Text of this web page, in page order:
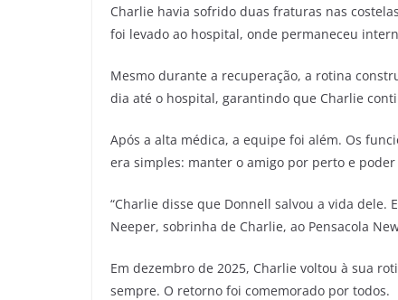
Charlie havia sofrido duas fraturas nas
foi levado ao hospital, onde permaneceu
Mesmo durante a recuperação, a rotina
dia até o hospital, garantindo que Charlie
Após a alta médica, a equipe foi além. Os
era simples: manter o amigo por perto e
“Charlie disse que Donnell salvou a vida dele.
Neeper, sobrinha de Charlie, ao Pensacola
Em dezembro de 2025, Charlie voltou à sua
sempre. O retorno foi comemorado por todos.